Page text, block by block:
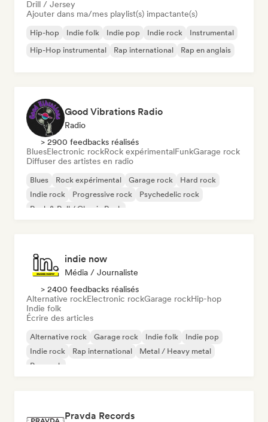
Drill / Jersey
Ajouter dans ma/mes playlist(s) impactante(s)
Hip-hop Indie folk Indie pop Indie rock
Instrumental
Hip-Hop instrumental
Rap international Rap en anglais
Good Vibrations Radio
Radio
> 2900 feedbacks réalisés
BluesElectronic rockRock expérimentalFunkGarage rock
Diffuser des artistes en radio
Blues Rock expérimental Garage rock
Hard rock
Indie rock
Progressive rock
Psychedelic rock
Rock & Roll / Classic Rock
indie now
Média / Journaliste
> 2400 feedbacks réalisés
Alternative rockElectronic rockGarage rockHip-hop
Indie folk
Écrire des articles
Alternative rock Garage rock Indie folk
Indie pop
Indie rock
Rap international
Metal / Heavy metal
Pop rock
Pravda Records